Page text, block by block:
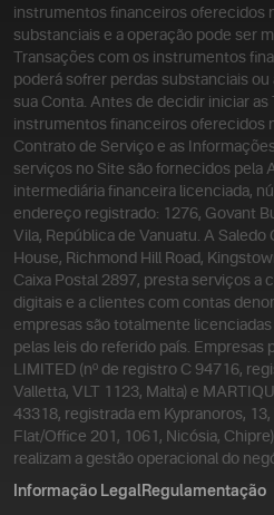
instrumentos financeiros oferecidos
substanciais e a operação pode ser
Transações com os instrumentos
poderá sofrer perdas substanciais
sua Conta. Antes de decidir iniciar
instrumentos financeiros oferecidos
Contrato de Serviço e as
serviços no Site são fornecidos pela
intermediária financeira licenciada,
endereço registrado: 1276, Govant
Vila, República de Vanuatu. A Saledo
House, Richmond Hill Road,
Caixa Postal 2897, presta serviços a
digitais e a clientes com contas
empresas são totalmente
pelas leis do referido país. Empresas
LIMITED (nº de registro C 94716,
Valletta, VLT 1123, Malta) e
43318, registrada em Kypranoros,
Flat/Office 201, 1061, Nicósia,
realizam a gestão operacional do
Informação LegalRegulamentação